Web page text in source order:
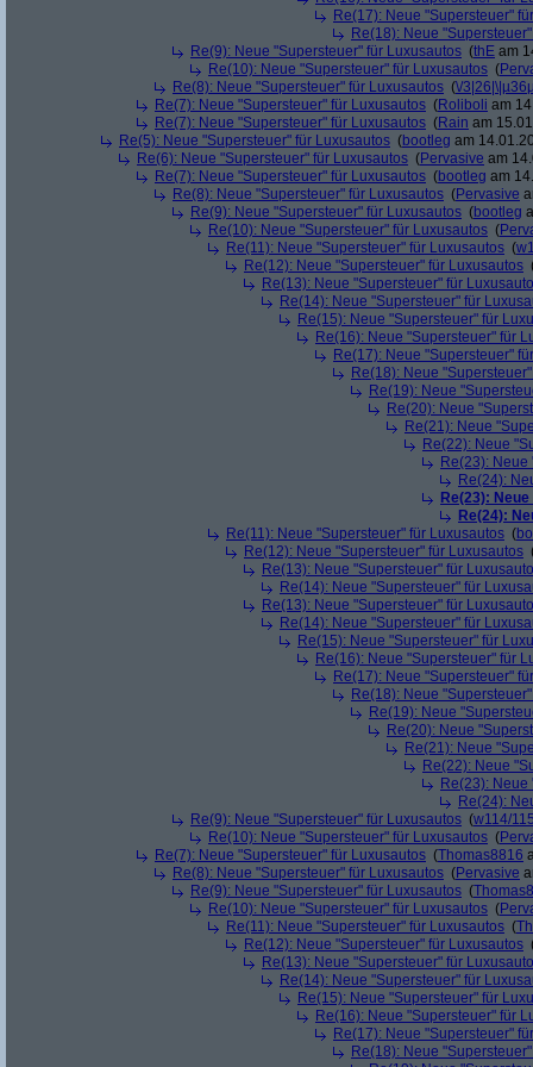
Re(17): Neue "Supersteuer"
Re(18): Neue
Re(9): Neue "Supersteuer" für Luxusautos (thE am
Re(10): Neue "Supersteuer" für Luxusautos (
Re(8): Neue "Supersteuer" für Luxusautos (\/
Re(7): Neue "Supersteuer" für Luxusautos (Roliboli am
Re(7): Neue "Supersteuer" für Luxusautos (Rain am
Re(5): Neue "Supersteuer" für Luxusautos (bootleg am
Re(6): Neue "Supersteuer" für Luxusautos (Pervasive am
Re(7): Neue "Supersteuer" für Luxusautos (bootleg am
Re(8): Neue "Supersteuer" für Luxusautos (Pervasive
Re(9): Neue "Supersteuer" für Luxusautos (bootleg
Re(10): Neue "Supersteuer" für Luxusautos (
Re(11): Neue "Supersteuer" für Luxusautos (
Re(12): Neue "Supersteuer" für Luxusautos
Re(13): Neue "Supersteuer" für
Re(14): Neue "Supersteuer" für
Re(15): Neue "Supersteuer" für
Re(16): Neue "Supersteuer" für
Re(17): Neue "Supersteuer"
Re(18): Neue
Re(19): Neue
Re(20): Neue
Re(21): Neue
Re(22): Neue
Re(23):
Re(24):
Re(23):
Re(24):
Re(11): Neue "Supersteuer" für Luxusautos (
Re(12): Neue "Supersteuer" für Luxusautos
Re(13): Neue "Supersteuer" für
Re(14): Neue "Supersteuer" für
Re(13): Neue "Supersteuer" für
Re(14): Neue "Supersteuer" für
Re(15): Neue "Supersteuer" für
Re(16): Neue "Supersteuer" für
Re(17): Neue "Supersteuer"
Re(18): Neue
Re(19): Neue
Re(20): Neue
Re(21): Neue
Re(22): Neue
Re(23):
Re(24):
Re(9): Neue "Supersteuer" für Luxusautos (w114/
Re(10): Neue "Supersteuer" für Luxusautos (
Re(7): Neue "Supersteuer" für Luxusautos (Thomas8816
Re(8): Neue "Supersteuer" für Luxusautos (Pervasive
Re(9): Neue "Supersteuer" für Luxusautos (
Re(10): Neue "Supersteuer" für Luxusautos (
Re(11): Neue "Supersteuer" für Luxusautos (
Re(12): Neue "Supersteuer" für Luxusautos
Re(13): Neue "Supersteuer" für
Re(14): Neue "Supersteuer" für
Re(15): Neue "Supersteuer" für
Re(16): Neue "Supersteuer" für
Re(17): Neue "Supersteuer"
Re(18): Neue